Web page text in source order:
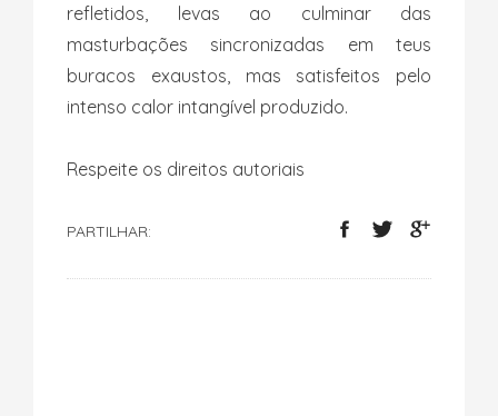
refletidos, levas ao culminar das
masturbações sincronizadas em teus
buracos exaustos, mas satisfeitos pelo
intenso calor intangível produzido.
Respeite os direitos autoriais
PARTILHAR: